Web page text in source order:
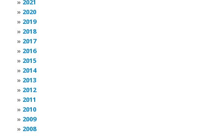
2021
2020
2019
2018
2017
2016
2015
2014
2013
2012
2011
2010
2009
2008